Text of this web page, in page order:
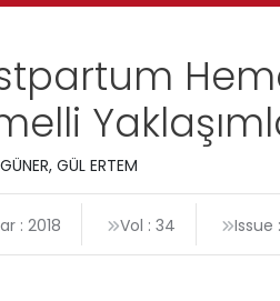
GÜL ERTEM
: 2018 Vol : 34 Issue